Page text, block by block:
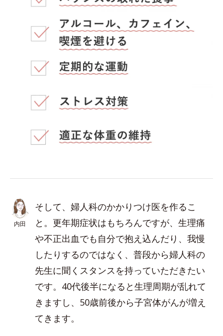
内田
そして、婦人科のかかりつけ医を作るこ
と。更年期症状はもちろんですが、生理痛
や不正出血でも自分で抱え込んだり、我慢
したりするのではなく、普段から婦人科の
先生に聞くスタンスを持っていただきたい
です。40代後半になると生理周期が乱れて
きますし、50歳前後から子宮体がんが増え
てきます。